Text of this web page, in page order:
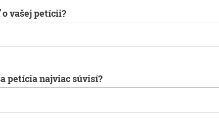
o vašej petícii?
petícia najviac súvisí?